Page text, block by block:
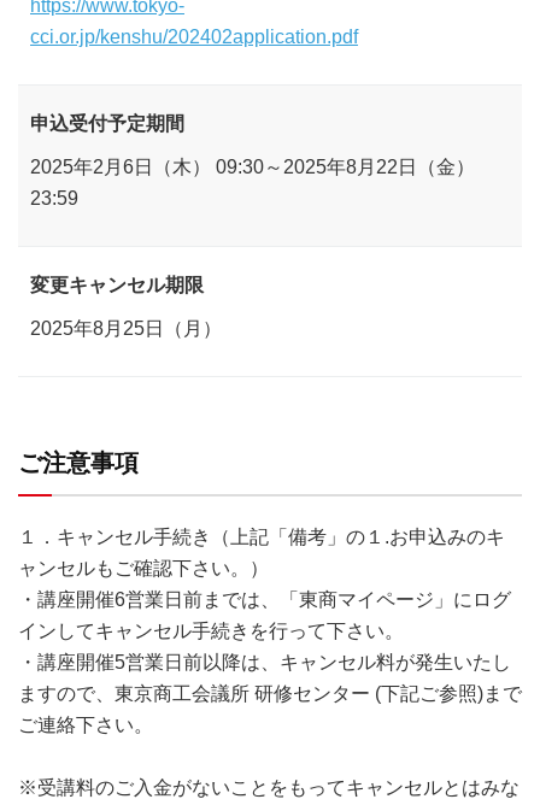
https://www.tokyo-
cci.or.jp/kenshu/202402application.pdf
申込受付予定期間
2025年2月6日（木） 09:30～2025年8月22日（金）
23:59
変更キャンセル期限
2025年8月25日（月）
ご注意事項
１．キャンセル手続き（上記「備考」の１.お申込みのキ
ャンセルもご確認下さい。）
・講座開催6営業日前までは、「東商マイページ」にログ
インしてキャンセル手続きを行って下さい。
・講座開催5営業日前以降は、キャンセル料が発生いたし
ますので、東京商工会議所 研修センター (下記ご参照)まで
ご連絡下さい。
※受講料のご入金がないことをもってキャンセルとはみな